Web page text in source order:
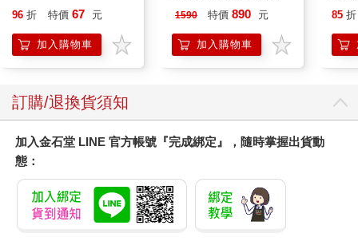
‧團體互動狀態：誰和誰在談話？有小團體正在形成嗎？有多
‧氣氛：互動交流看起來是充滿活力或是壓抑？
‧環境：場地設計對交談有影響嗎？大家是分組或是分散的？
‧情緒氣氛：場合裡的氣氛是緊張還是愉快的？
一旦你了解了整個場合發生的事情後，想要成為其中的一員
更加易如反掌。你不只是企圖讓每一次談話都能順利進行，還能
根據自己觀察到的動態活動來「經營」這個場合。
透過觀察，你可以和其他人進行更順利的對話，你會更陶醉
於與人溝通交流，大家也會覺得跟你在一起過得很愉快。你不是
假裝自在，你是很自在，不必假裝自己很外向、很合群，完全沒
96 折 特價 67 元
加入購物車
1590 特價 890 元
加入購物車
85 折
訂購/退換貨須知
加入金石堂 LINE 官方帳號『完成綁定』，隨時掌握出貨動
態：